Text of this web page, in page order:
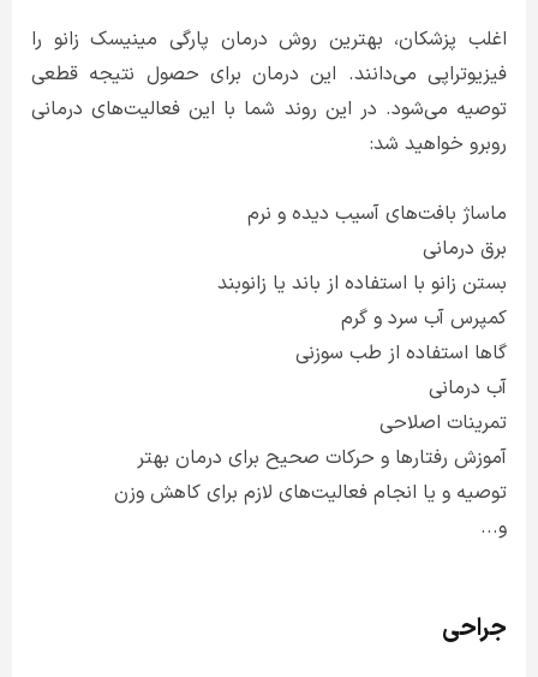
اغلب پزشکان، بهترین روش درمان پارگی مینیسک زانو را
فیزیوتراپی می‌دانند. این درمان برای حصول نتیجه قطعی
توصیه می‌شود. در این روند شما با این فعالیت‌های درمانی
روبرو خواهید شد:
ماساژ بافت‌های آسیب دیده و نرم
برق درمانی
بستن زانو با استفاده از باند یا زانوبند
کمپرس آب سرد و گرم
گاها استفاده از طب سوزنی
آب درمانی
تمرینات اصلاحی
آموزش رفتارها و حرکات صحیح برای درمان بهتر
توصیه و یا انجام فعالیت‌های لازم برای کاهش وزن
و...
جراحی